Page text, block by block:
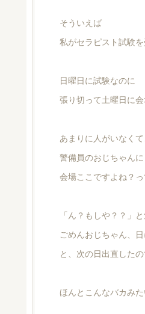
そういえば
私がセラピスト試験を
日曜日に試験なのに
張り切って土曜日に
あまりに人がいなくて
警備員のおじちゃんに
会場ここですよね？
「ん？もしや？？」
ごめんおじちゃん、
と、次の日出直した
ほんとこんなバカみ